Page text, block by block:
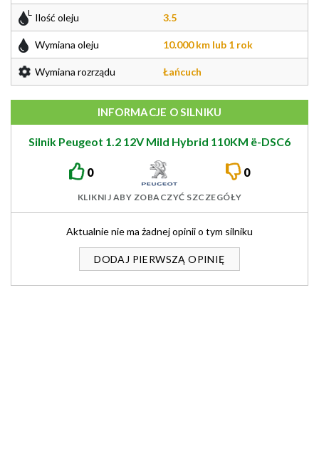
Ilość oleju 3.5
Wymiana oleju 10.000 km lub 1 rok
Wymiana rozrządu Łańcuch
INFORMACJE O SILNIKU
Silnik Peugeot 1.2 12V Mild Hybrid 110KM ë-DSC6
EB2LTEDH2
0
0
KLIKNIJ ABY ZOBACZYĆ SZCZEGÓŁY
Aktualnie nie ma żadnej opinii o tym silniku
DODAJ PIERWSZĄ OPINIĘ